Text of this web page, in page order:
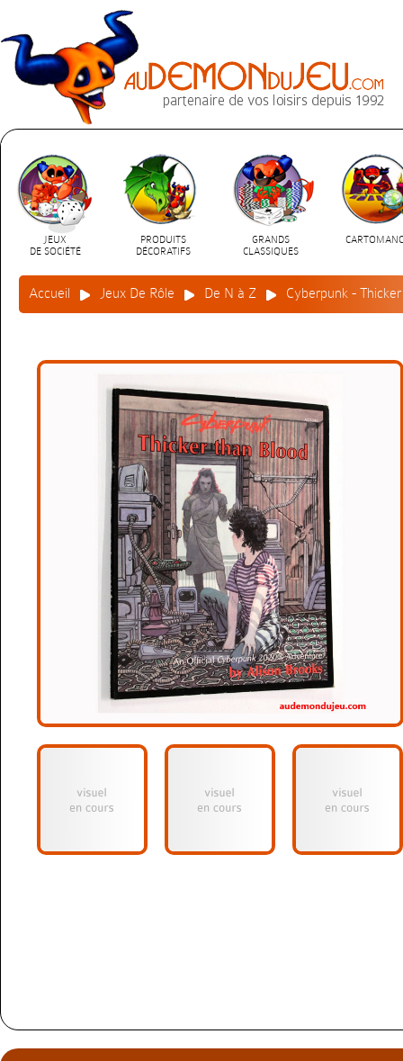
JEUX
DE SOCIÉTÉ
PRODUITS
DÉCORATIFS
GRANDS
CLASSIQUES
Accueil Jeux De Rôle De N à Z Cyberpunk -